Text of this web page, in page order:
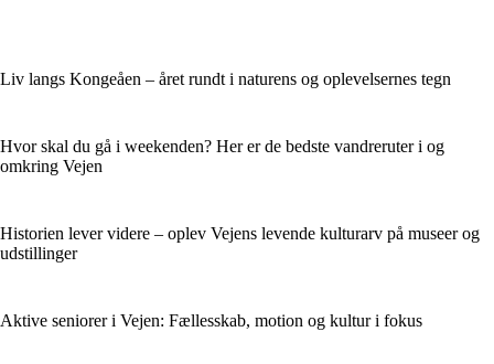
Liv langs Kongeåen – året rundt i naturens og oplevelsernes tegn
Hvor skal du gå i weekenden? Her er de bedste vandreruter i og
omkring Vejen
Historien lever videre – oplev Vejens levende kulturarv på museer og
udstillinger
Aktive seniorer i Vejen: Fællesskab, motion og kultur i fokus